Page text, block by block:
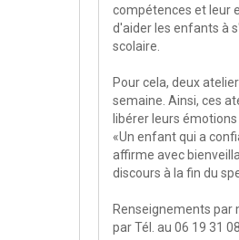
compétences et leur
d'aider les enfants à
scolaire.
Pour cela, deux
semaine. Ainsi, ces
libérer leurs
«Un enfant qui a
affirme avec
discours à la fin du
Renseignements par
par Tél. au 06 19 31 08